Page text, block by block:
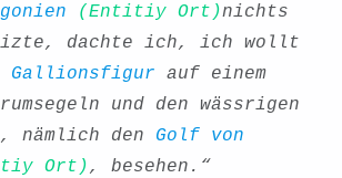
(Entitiy Ort)nichts
dachte ich, ich wollt
Gallionsfigur auf einem
und den wässrigen
nämlich den Golf von
Ort), besehen.“